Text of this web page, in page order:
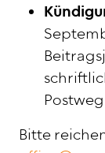
Bitte